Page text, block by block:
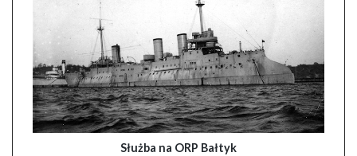
Służba na ORP Bałtyk